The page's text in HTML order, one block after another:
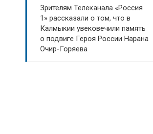
Зрителям Телеканала «Россия
1» рассказали о том, что в
Калмыкии увековечили память
о подвиге Героя России Нарана
Очир-Горяева